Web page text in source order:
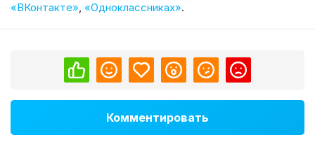
«ВКонтакте», «Одноклассниках».
Комментировать